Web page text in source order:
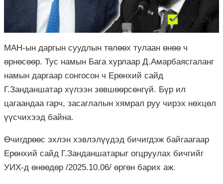
МАН-ын даргын суудлын төлөөх тулаан өнөө ч
өрнөсөөр. Тус намын Бага хурлаар Д.Амарбаясгаланг
намын даргаар сонгосон ч Ерөнхий сайд
Г.Занданшатар хүлээн зөвшөөрсөнгүй. Бүр ил
цагаандаа гарч, засаглалын хямрал руу чирэх нөхцөл
үүсчихээд байна.
Өчигдрөөс эхлэн хэвлэлүүдэд бичигдэж байгаагаар
Ерөнхий сайд Г.Занданшатарыг огцруулах бичгийг
УИХ-д өнөөдөр /2025.10.06/ өргөн барих аж.